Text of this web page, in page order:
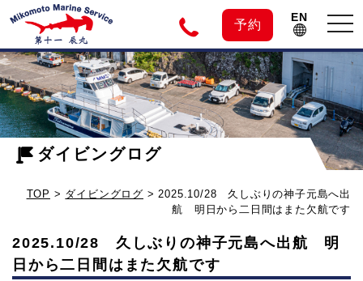
予約
EN
神
子
元
の
2025.10/28
久
し
子
元
ダイビングログ
TOP > ダイビングログ >2025.10/28 久しぶりの神子元島へ出
航 明日から二日間はまた欠航です
2025.10/28 久しぶりの神子元島へ出航 明
日から二日間はまた欠航です